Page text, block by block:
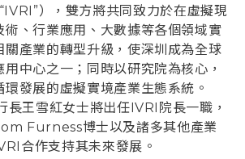
），雙方將共同致力於在虛擬現
術、行業應用、大數據等各個領域實
關產業的轉型升級，使深圳成為全球
中心之一；同時以研究院為核心，
發展的虛擬實境產業生態系統。
長王雪紅女士將出任IVRI院長一職，
Furness博士以及諸多其他產業
合作支持其未來發展。